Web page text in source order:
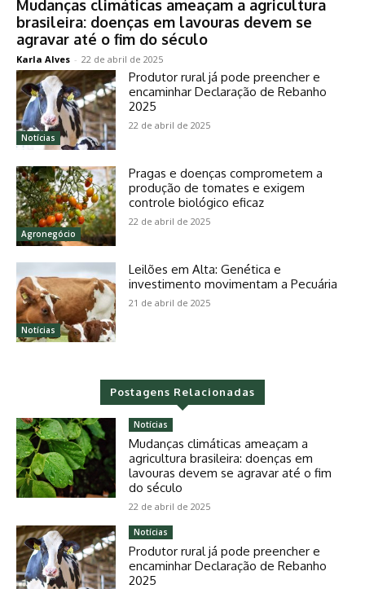
Mudanças climáticas ameaçam a agricultura
brasileira: doenças em lavouras devem se
agravar até o fim do século
Karla Alves - 22 de abril de 2025
Notícias
Produtor rural já pode preencher e
encaminhar Declaração de Rebanho
2025
22 de abril de 2025
Agronegócio
Pragas e doenças comprometem a
produção de tomates e exigem
controle biológico eficaz
22 de abril de 2025
Notícias
Leilões em Alta: Genética e
investimento movimentam a Pecuária
21 de abril de 2025
Postagens Relacionadas
Notícias
Mudanças climáticas ameaçam a
agricultura brasileira: doenças em
lavouras devem se agravar até o fim
do século
22 de abril de 2025
Notícias
Produtor rural já pode preencher e
encaminhar Declaração de Rebanho
2025